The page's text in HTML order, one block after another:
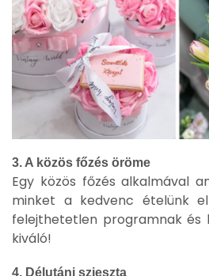
3. A közös főzés öröme
Egy közös főzés alkalmával
minket a kedvenc ételünk
felejthetetlen programnak és
kiváló!
4. Délutáni szieszta